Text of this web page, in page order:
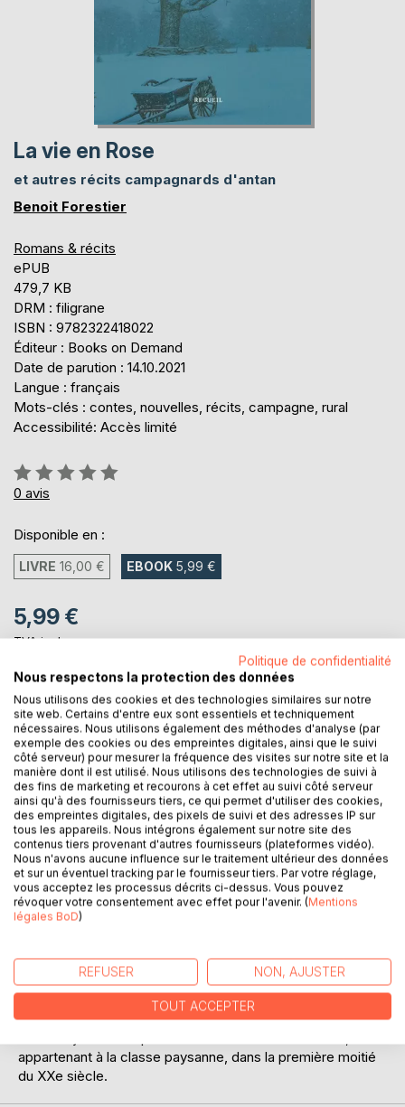
La vie en Rose
et autres récits campagnards d'antan
Benoit Forestier
Romans & récits
ePUB
479,7 KB
DRM : filigrane
ISBN : 9782322418022
Éditeur : Books on Demand
Date de parution : 14.10.2021
Langue : français
Mots-clés : contes, nouvelles, récits, campagne, rural
Accessibilité: Accès limité
Évaluation:
0%
0 avis
Disponible en :
LIVRE 16,00 € EBOOK 5,99 €
5,99 €
TVA incluse
Téléchargement disponible dès maintenant
AJOUTER AU PANIER
Ajouter à ma liste d'envies
Laisser un avis
DESCRIPTION
Tous les récits (ou presque) sont inspirés de faits réels
(souvenirs d'enfance des aïeux de l'auteur ou faits divers)
et retracent des moments de douleur, de tristesse mais
appartenant à la classe paysanne, dans la première moitié
du XXe siècle.
Politique de confidentialité
Nous respectons la protection des données
Nous utilisons des cookies et des technologies similaires sur notre
site web. Certains d'entre eux sont essentiels et techniquement
nécessaires. Nous utilisons également des méthodes d'analyse (par
exemple des cookies ou des empreintes digitales, ainsi que le suivi
côté serveur) pour mesurer la fréquence des visites sur notre site et la
manière dont il est utilisé. Nous utilisons des technologies de suivi à
des fins de marketing et recourons à cet effet au suivi côté serveur
ainsi qu'à des fournisseurs tiers, ce qui permet d'utiliser des cookies,
des empreintes digitales, des pixels de suivi et des adresses IP sur
tous les appareils. Nous intégrons également sur notre site des
contenus tiers provenant d'autres fournisseurs (plateformes vidéo).
Nous n'avons aucune influence sur le traitement ultérieur des données
et sur un éventuel tracking par le fournisseur tiers. Par votre réglage,
vous acceptez les processus décrits ci-dessus. Vous pouvez
révoquer votre consentement avec effet pour l'avenir. (Mentions
légales BoD)
REFUSER NON, AJUSTER
TOUT ACCEPTER